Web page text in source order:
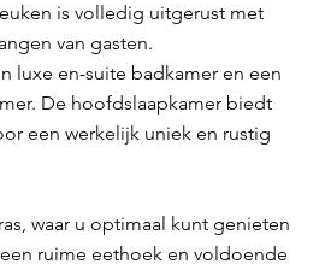
is volledig uitgerust met
van gasten.
luxe en-suite badkamer en een
De hoofdslaapkamer biedt
een werkelijk uniek en rustig
waar u optimaal kunt genieten
ruime eethoek en voldoende